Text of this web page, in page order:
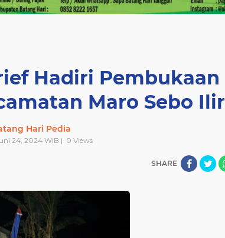
Hadiri Pembukaan
Maro Sebo Ilir
Hari Pedia
24, 2024 WIB | 0 Views
SHARE